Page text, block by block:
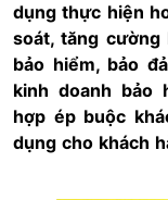
dụng thực hiện
soát, tăng
bảo hiểm, bảo
kinh doanh bảo
hợp ép buộc
dụng cho khách